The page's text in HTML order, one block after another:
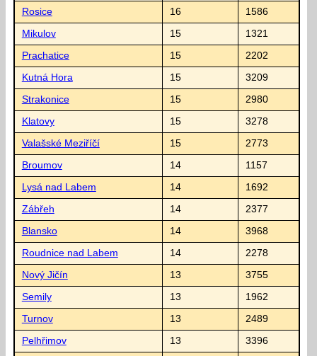
Rosice 16 1586
Mikulov 15 1321
Prachatice 15 2202
Kutná Hora 15 3209
Strakonice 15 2980
Klatovy 15 3278
Valašské Meziříčí 15 2773
Broumov 14 1157
Lysá nad Labem 14 1692
Zábřeh 14 2377
Blansko 14 3968
Roudnice nad Labem 14 2278
Nový Jičín 13 3755
Semily 13 1962
Turnov 13 2489
Pelhřimov 13 3396